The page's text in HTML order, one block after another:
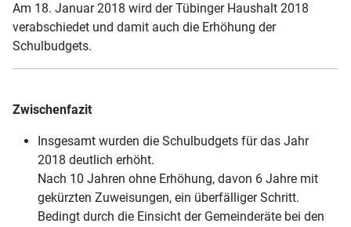
Am 18. Januar 2018 wird der Tübinger Haushalt 2018
verabschiedet und damit auch die Erhöhung der
Schulbudgets.
Zwischenfazit
Insgesamt wurden die Schulbudgets für das Jahr
2018 deutlich erhöht.
Nach 10 Jahren ohne Erhöhung, davon 6 Jahre mit
gekürzten Zuweisungen, ein überfälliger Schritt.
Bedingt durch die Einsicht der Gemeinderäte bei den